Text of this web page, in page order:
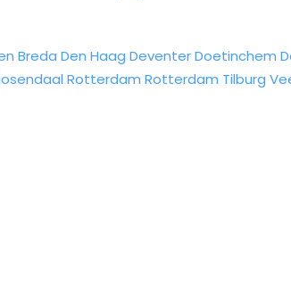
Breda Den Haag DeventerDoetinchem
Rotterdam Rotterdam Tilburg